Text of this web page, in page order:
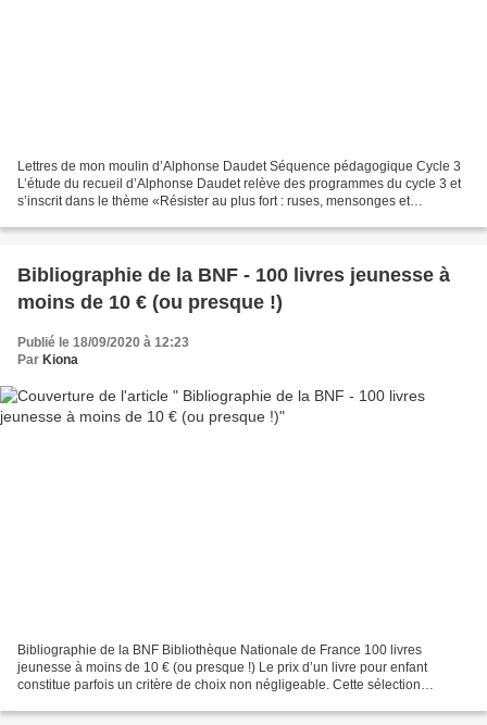
Lettres de mon moulin d’Alphonse Daudet Séquence pédagogique Cycle 3
L’étude du recueil d’Alphonse Daudet relève des programmes du cycle 3 et
s’inscrit dans le thème «Résister au plus fort : ruses, mensonges et
Bibliographie de la BNF - 100 livres jeunesse à
moins de 10 € (ou presque !)
Publié le 18/09/2020 à 12:23
Par Kiona
Bibliographie de la BNF Bibliothèque Nationale de France 100 livres
jeunesse à moins de 10 € (ou presque !) Le prix d’un livre pour enfant
constitue parfois un critère de choix non négligeable. Cette sélection